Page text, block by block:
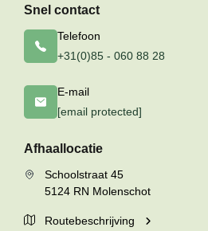
Snel contact
Telefoon
+31(0)85 - 060 88 28
E-mail
[email protected]
Afhaallocatie
Schoolstraat 45
5124 RN Molenschot
Routebeschrijving